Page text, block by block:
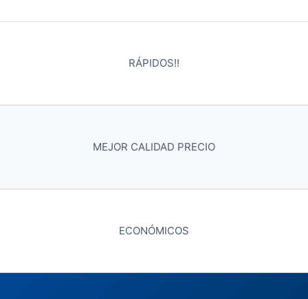
RÁPIDOS!!
MEJOR CALIDAD PRECIO
ECONÓMICOS